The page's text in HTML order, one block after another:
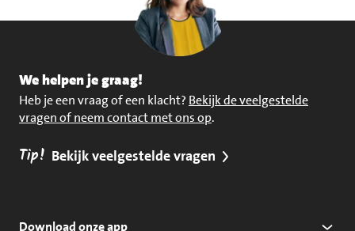
We helpen je graag!
Heb je een vraag of een klacht? Bekijk de veelgestelde
vragen of neem contact met ons op.
Tip! Bekijk veelgestelde vragen
Download onze app